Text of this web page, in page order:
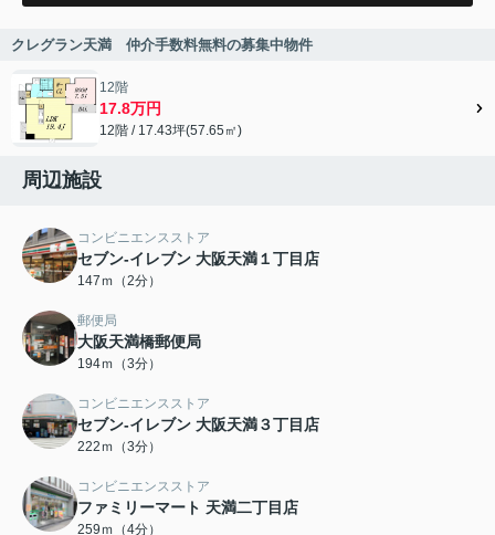
クレグラン天満 仲介手数料無料の募集中物件
12階
17.8万円
12階 / 17.43坪(57.65㎡)
周辺施設
コンビニエンスストア
セブン-イレブン 大阪天満１丁目店
147ｍ（2分）
郵便局
大阪天満橋郵便局
194ｍ（3分）
コンビニエンスストア
セブン-イレブン 大阪天満３丁目店
222ｍ（3分）
コンビニエンスストア
ファミリーマート 天満二丁目店
259ｍ（4分）